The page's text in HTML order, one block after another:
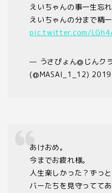
えいちゃんの事一生忘
えいちゃんの分まで精
pic.twitter.com/
— うさぴょん@じんク
(@MASAI_1_12)
あけおめ。
今までお疲れ様。
人生楽しかった？ずっ
バーたちを見守っててあ